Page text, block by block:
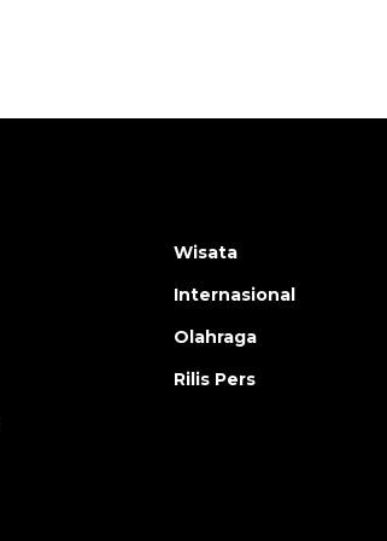
Wisata
Internasional
Olahraga
Rilis Pers